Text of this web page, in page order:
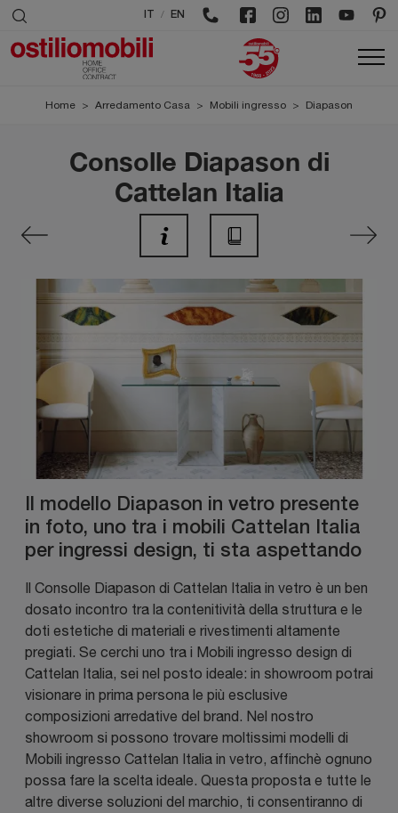
/ EN
Home > Arredamento Casa > Mobili ingresso > Diapason
Consolle Diapason di
Cattelan Italia
Il modello Diapason in vetro presente
in foto, uno tra i mobili Cattelan Italia
per ingressi design, ti sta aspettando
Il Consolle Diapason di Cattelan Italia in vetro è un ben
dosato incontro tra la contenitività della struttura e le
doti estetiche di materiali e rivestimenti altamente
pregiati. Se cerchi uno tra i Mobili ingresso design di
Cattelan Italia, sei nel posto ideale: in showroom potrai
visionare in prima persona le più esclusive
composizioni arredative del brand. Nel nostro
showroom si possono trovare moltissimi modelli di
Mobili ingresso Cattelan Italia in vetro, affinchè ognuno
possa fare la scelta ideale. Questa proposta e tutte le
altre diverse soluzioni del marchio, ti consentiranno di